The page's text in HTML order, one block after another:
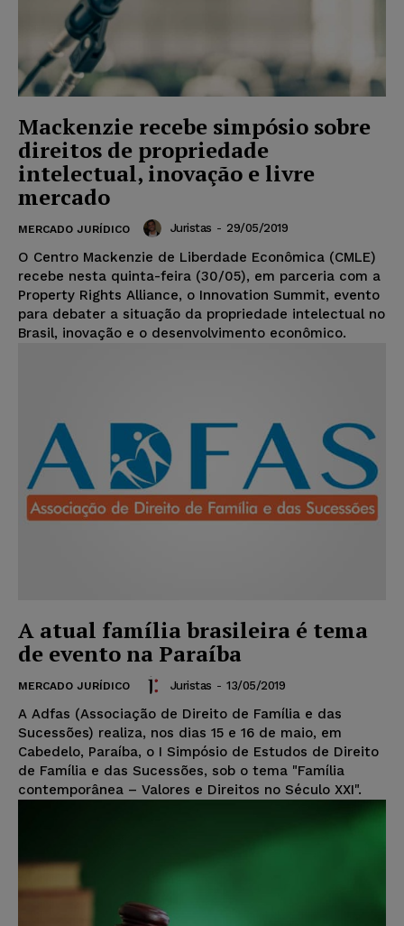
Mackenzie recebe simpósio sobre
direitos de propriedade
intelectual, inovação e livre
mercado
MERCADO JURÍDICO Juristas - 29/05/2019
O Centro Mackenzie de Liberdade Econômica (CMLE)
recebe nesta quinta-feira (30/05), em parceria com a
Property Rights Alliance, o Innovation Summit, evento
para debater a situação da propriedade intelectual no
Brasil, inovação e o desenvolvimento econômico.
A atual família brasileira é tema
de evento na Paraíba
MERCADO JURÍDICO Juristas - 13/05/2019
A Adfas (Associação de Direito de Família e das
Sucessões) realiza, nos dias 15 e 16 de maio, em
Cabedelo, Paraíba, o I Simpósio de Estudos de Direito
de Família e das Sucessões, sob o tema "Família
contemporânea – Valores e Direitos no Século XXI".